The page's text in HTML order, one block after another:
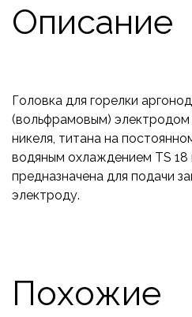
Описание
Головка для горелки
(вольфрамовым) электродом
никеля, титана на
водяным охлаждением TS 18
предназначена для подачи
электроду.
Похожие